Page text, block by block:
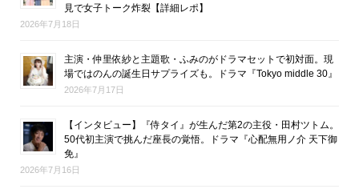
見で女子トーク炸裂【詳細レポ】
2026年7月18日
主演・仲里依紗と主題歌・ふみのがドラマセットで初対面。現
場ではのんの誕生日サプライズも。ドラマ『Tokyo middle 30』
2026年7月17日
【インタビュー】『侍タイ』が生んだ第2の主役・田村ツトム。
50代初主演で挑んだ座長の覚悟。ドラマ『心配無用ノ介 天下御
免』
2026年7月16日